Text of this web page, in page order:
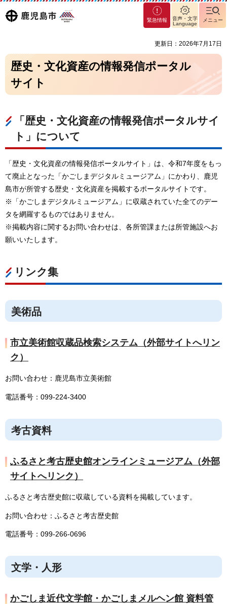
鹿児島
マグ
マシ
緊急情報
音声・文字
Language
メニュー
更新日：2026年7月17日
歴史・文化資産の情報発信ポータル
サイト
「歴史・文化資産の情報発信ポータルサイ
ト」について
「歴史・文化資産の情報発信ポータルサイト」は、令和7年度をもっ
て廃止となった「かごしまデジタルミュージアム」にかわり、鹿児
島市が所管する歴史・文化資産を掲載するポータルサイトです。
※「かごしまデジタルミュージアム」に収蔵されていた全てのデー
タを網羅するものではありません。
※掲載内容に関するお問い合わせは、各所管課または所管施設へお
願いいたします。
リンク集
美術品
市立美術館収蔵品検索システム（外部サイトへリン
ク）
お問い合わせ：鹿児島市立美術館
電話番号：099-224-3400
考古資料
ふるさと考古歴史館オンラインミュージアム（外部
サイトへリンク）
ふるさと考古歴史館に収蔵している資料を掲載しています。
お問い合わせ：ふるさと考古歴史館
電話番号：099-266-0696
文学・人形
かごしま近代文学館・かごしまメルヘン館 資料管